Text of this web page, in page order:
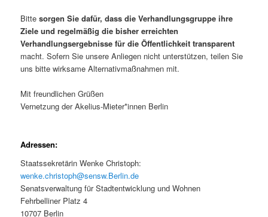
Bittesorgen Sie dafür, dass die Verhandlungsgruppe ihre
Ziele und regelmäßig die bisher erreichten
Verhandlungsergebnisse für die Öffentlichkeit transparent
macht. Sofern Sie unsere Anliegen nicht unterstützen, teilen Sie
uns bitte wirksame Alternativmaßnahmen mit.
Mit freundlichen Grüßen
Vernetzung der Akelius-Mieter*innen Berlin
Adressen:
Staatssekretärin Wenke Christoph:
wenke.christoph@sensw.Berlin.de
Senatsverwaltung für Stadtentwicklung und Wohnen
Fehrbelliner Platz 4
10707 Berlin